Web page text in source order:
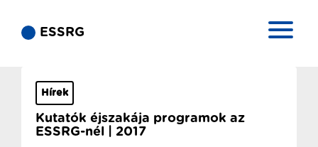
ESSRG
Hírek
Kutatók éjszakája programok az
ESSRG-nél | 2017